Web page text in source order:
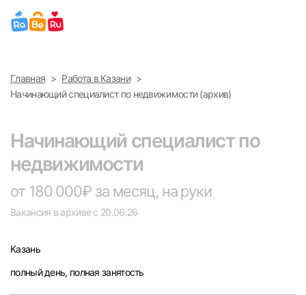
Найти работу Найти сотрудника
Выберите город
Санкт-Петербург
Екатеринбург
Саратов
Главная
Работа в Казани
Начинающий специалист по недвижимости (архив)
Начинающий специалист по
недвижимости
от 180 000₽ за месяц, на руки
Вакансия в архиве с 20.06.26
Казань
полный день, полная занятость